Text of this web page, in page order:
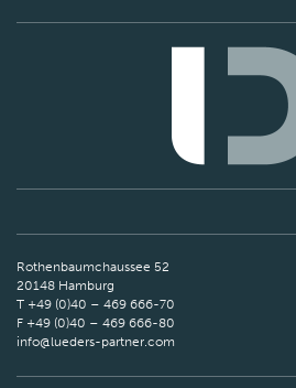
Rothenbaumchaussee 52
20148 Hamburg
T +49 (0)40 – 469 666-70
F +49 (0)40 – 469 666-80
info@lueders-partner.com